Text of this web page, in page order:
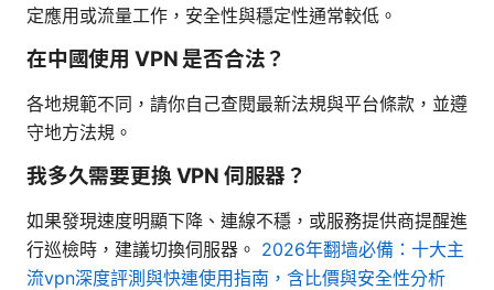
定應用或流量工作，安全性與穩定性通常較低。
在中國使用 VPN 是否合法？
各地規範不同，請你自己查閱最新法規與平台條款，並遵
守地方法規。
我多久需要更換 VPN 伺服器？
如果發現速度明顯下降、連線不穩，或服務提供商提醒進
行巡檢時，建議切換伺服器。 2026年翻墙必備：十大主
流vpn深度評測與快連使用指南，含比價與安全性分析